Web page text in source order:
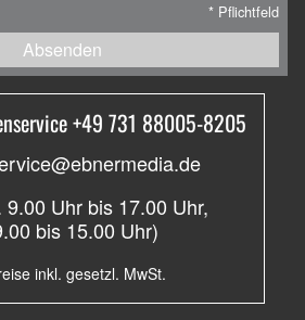
* Pflichtfeld
Absenden
+49 731 88005-8205
9.00 Uhr bis 17.00 Uhr,
bis 15.00 Uhr)
inkl. gesetzl. MwSt.